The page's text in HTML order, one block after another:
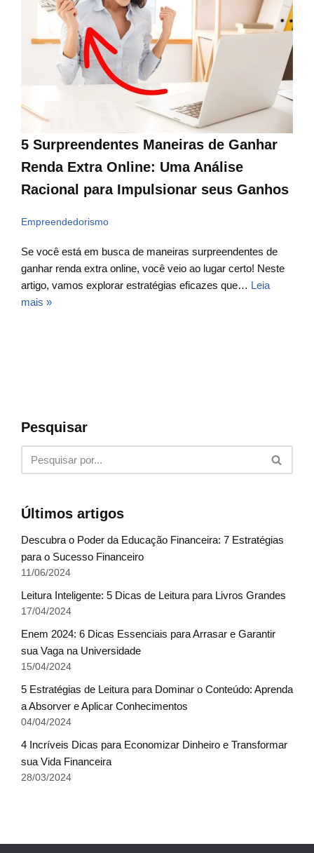
5 Surpreendentes Maneiras de Ganhar
Renda Extra Online: Uma Análise
Racional para Impulsionar seus Ganhos
Empreendedorismo
Se você está em busca de maneiras surpreendentes de
ganhar renda extra online, você veio ao lugar certo! Neste
artigo, vamos explorar estratégias eficazes que… Leia
mais »
Pesquisar
Últimos artigos
Descubra o Poder da Educação Financeira: 7 Estratégias
para o Sucesso Financeiro
11/06/2024
Leitura Inteligente: 5 Dicas de Leitura para Livros Grandes
17/04/2024
Enem 2024: 6 Dicas Essenciais para Arrasar e Garantir
sua Vaga na Universidade
15/04/2024
5 Estratégias de Leitura para Dominar o Conteúdo: Aprenda
a Absorver e Aplicar Conhecimentos
04/04/2024
4 Incríveis Dicas para Economizar Dinheiro e Transformar
sua Vida Financeira
28/03/2024